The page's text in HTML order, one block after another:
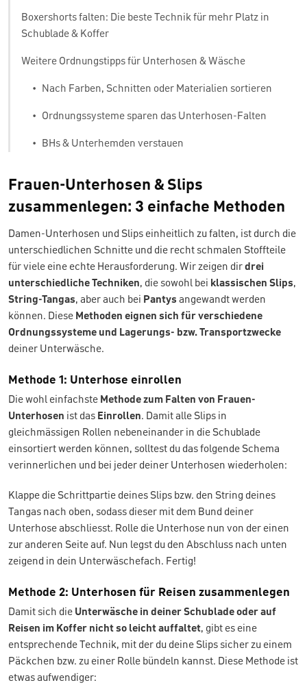
Boxershorts falten: Die beste Technik für mehr Platz in
Schublade & Koffer
Weitere Ordnungstipps für Unterhosen & Wäsche
• Nach Farben, Schnitten oder Materialien sortieren
• Ordnungssysteme sparen das Unterhosen-Falten
• BHs & Unterhemden verstauen
Frauen-Unterhosen & Slips
zusammenlegen: 3 einfache Methoden
Damen-Unterhosen und Slips einheitlich zu falten, ist durch die
unterschiedlichen Schnitte und die recht schmalen Stoffteile
für viele eine echte Herausforderung. Wir zeigen dirdrei
unterschiedliche Techniken, die sowohl bei klassischen Slips,
String-Tangas, aber auch bei Pantys angewandt werden
können. Diese Methoden eignen sich für verschiedene
Ordnungssysteme und Lagerungs- bzw. Transportzwecke
deiner Unterwäsche.
Methode 1: Unterhose einrollen
Die wohl einfachste Methode zum Falten von Frauen-
Unterhosen ist das Einrollen. Damit alle Slips in
gleichmässigen Rollen nebeneinander in die Schublade
einsortiert werden können, solltest du das folgende Schema
verinnerlichen und bei jeder deiner Unterhosen wiederholen:
Klappe die Schrittpartie deines Slips bzw. den String deines
Tangas nach oben, sodass dieser mit dem Bund deiner
Unterhose abschliesst. Rolle die Unterhose nun von der einen
zur anderen Seite auf. Nun legst du den Abschluss nach unten
zeigend in dein Unterwäschefach. Fertig!
Methode 2: Unterhosen für Reisen zusammenlegen
Damit sich die Unterwäsche in deiner Schublade oder auf
Reisen im Koffer nicht so leicht auffaltet, gibt es eine
entsprechende Technik, mit der du deine Slips sicher zu einem
Päckchen bzw. zu einer Rolle bündeln kannst. Diese Methode ist
etwas aufwendiger: